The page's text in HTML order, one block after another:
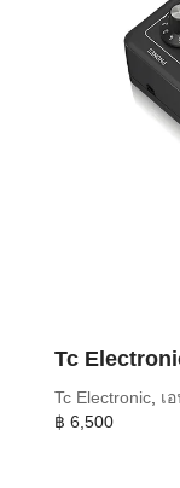
Tc
Tc Electronic เ
฿ 6,500